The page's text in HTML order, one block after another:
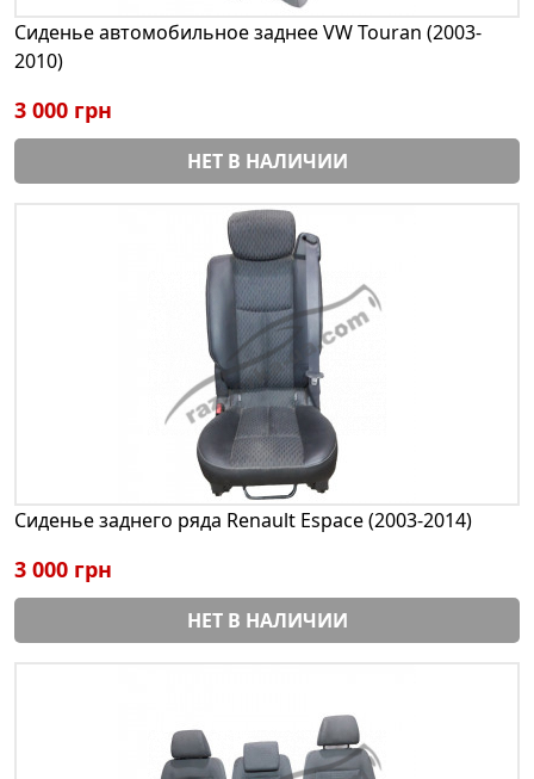
Сиденье автомобильное заднее VW Touran (2003-
2010)
3 000 грн
НЕТ В НАЛИЧИИ
Сиденье заднего ряда Renault Espace (2003-2014)
3 000 грн
НЕТ В НАЛИЧИИ